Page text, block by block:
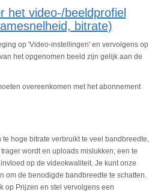
het video-/beeldprofiel
bitrate)
op 'Video-instellingen' en vervolgens op
het opgenomen beeld zijn gelijk aan de
overeenkomen met het abonnement
hoge bitrate verbruikt te veel bandbreedte,
wordt en uploads mislukken; een te
op de videokwaliteit. Je kunt onze
om de benodigde bandbreedte te schatten.
op Prijzen en stel vervolgens een